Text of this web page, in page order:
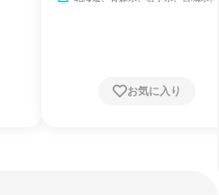
山口県、徳島県、香川県、愛媛県、高
お気に入り